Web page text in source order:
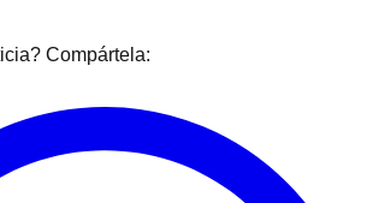
Compártela: